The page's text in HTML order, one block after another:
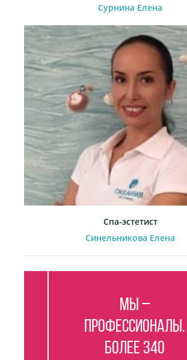
Сурнина Елена
Спа-эстетист
Синельникова Елена
Мы –
профессионалы.
Более 340